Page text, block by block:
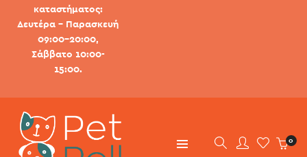
καταστήματος:
Δευτέρα - Παρασκευή
09:00-20:00,
Σάββατο 10:00-
15:00.
0